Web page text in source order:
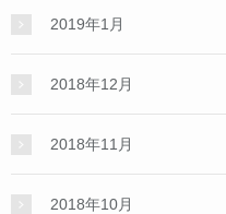
2019年1月
2018年12月
2018年11月
2018年10月